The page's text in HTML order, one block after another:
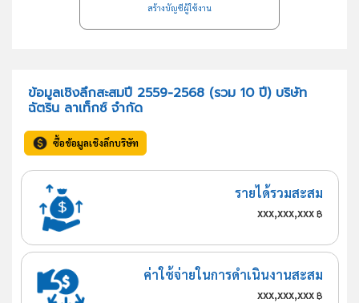
สร้างบัญชีผู้ใช้งาน
ข้อมูลเชิงลึกสะสมปี 2559-2568 (รวม 10 ปี) บริษัท
ฉัตริน ลาเท็กซ์ จำกัด
ซื้อข้อมูลเชิงลึกบริษัท
รายได้รวมสะสม
xxx,xxx,xxx฿
ค่าใช้จ่ายในการดำเนินงานสะสม
xxx,xxx,xxx฿